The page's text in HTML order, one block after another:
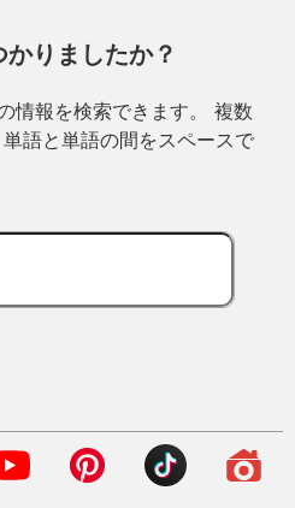
りましたか？
情報を検索できます。 複数
語と単語の間をスペースで